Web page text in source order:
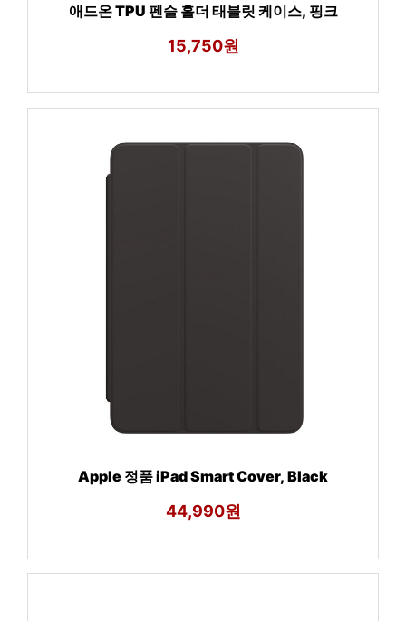
애드온 TPU 펜슬 홀더 태블릿 케이스, 핑크
15,750원
Apple 정품 iPad Smart Cover, Black
44,990원